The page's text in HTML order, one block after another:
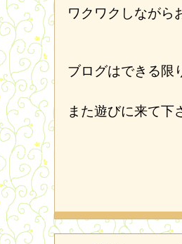
ワクワクしながら
ブログはできる限
また遊びに来て下